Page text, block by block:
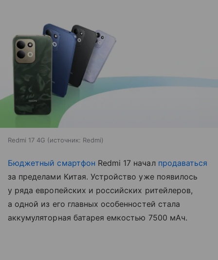
Redmi 17 4G источник: Redmi
Бюджетный смартфон Redmi 17 начал продаваться
за пределами Китая. Устройство уже появилось
у ряда европейских и российских ритейлеров,
а одной из его главных особенностей стала
аккумуляторная батарея емкостью 7500 мАч.